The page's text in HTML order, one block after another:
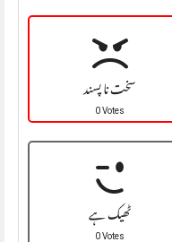
سخت نا پسند
0 Votes
ٹھیک ہے
0 Votes